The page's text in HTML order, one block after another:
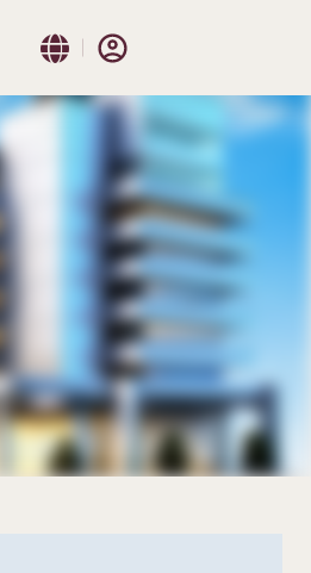
Reserva